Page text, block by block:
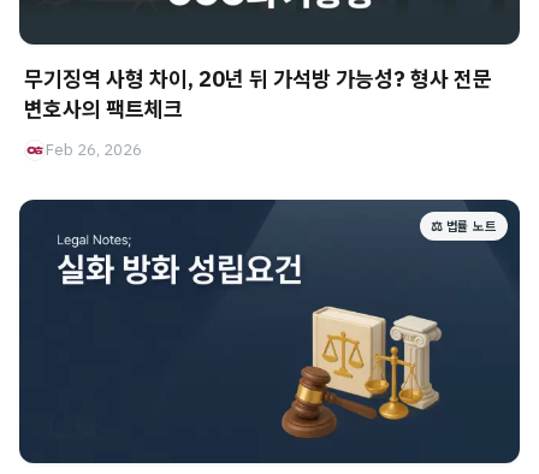
무기징역 사형 차이, 20년 뒤 가석방 가능성? 형사 전문
변호사의 팩트체크
Feb 26, 2026
⚖️ 법률 노트